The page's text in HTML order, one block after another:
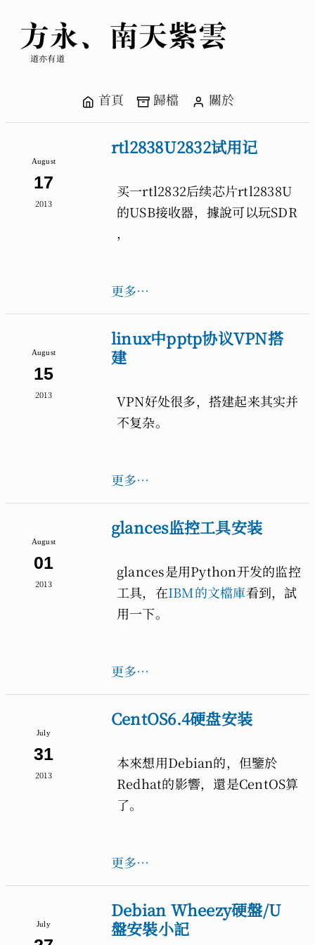
方永、南天紫雲
道亦有道
首頁 歸檔 關於
August
17
2013
rtl2838U2832试用记
买一rtl2832后续芯片rtl2838U
的USB接收器，據說可以玩SDR
，
更多…
August
15
2013
linux中pptp协议VPN搭
建
VPN好处很多，搭建起来其实并
不复杂。
更多…
August
01
2013
glances监控工具安装
glances是用Python开发的监控
工具，在IBM的文檔庫看到，試
用一下。
更多…
July
31
2013
CentOS6.4硬盘安装
本來想用Debian的，但鑒於
Redhat的影響，還是CentOS算
了。
更多…
July
Debian Wheezy硬盤/U
盤安裝小記